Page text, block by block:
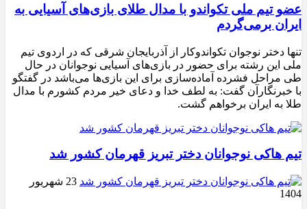
عضو تیم ملی تکواندو با مدال طلای بازی‌های آسیایی به
ایران برمی‌گردم
تنها دختر نوجوان تکواندوکار از آذربایجان شرقی که در اردوی تیم
ملی این رشته برای حضور در بازی‌های آسیایی نوجوانان در حال
طی مراحل فشرده آماده‌سازی برای این بازی‌ها می‌باشد در گفتگو
با خبرنگارآن گفت: به لطف خدا و دعای خیر مردم کشورم با مدال
طلا به ایران برخواهم گشت.
تیم هاکی نوجوانان دختر تبریز قهرمان کشور شد
23 شهریور
1404